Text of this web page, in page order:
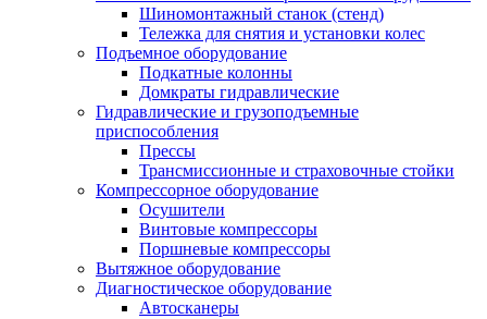
Шиномонтажный станок (стенд)
Тележка для снятия и установки колес
Подъемное оборудование
Подкатные колонны
Домкраты гидравлические
Гидравлические и грузоподъемные
приспособления
Прессы
Трансмиссионные и страховочные стойки
Компрессорное оборудование
Осушители
Винтовые компрессоры
Поршневые компрессоры
Вытяжное оборудование
Диагностическое оборудование
Автосканеры